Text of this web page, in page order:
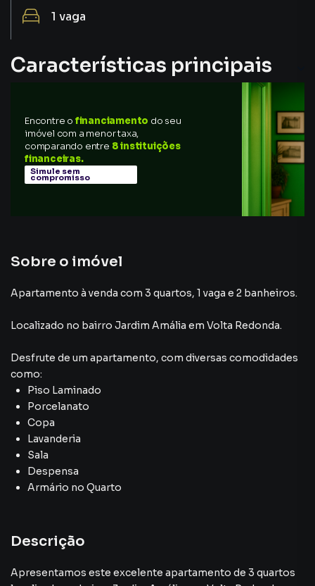
1 vaga
Características principais
Encontre o financiamento do seu
imóvel com a menor taxa,
comparando entre 8 instituições
financeiras.
Simule sem
compromisso
Sobre o imóvel
Apartamento à venda com 3 quartos, 1 vaga e 2 banheiros.
Localizado no bairro Jardim Amália em Volta Redonda.
Desfrute de um apartamento, com diversas comodidades
como:
Piso Laminado
Porcelanato
Copa
Lavanderia
Sala
Despensa
Armário no Quarto
Descrição
Apresentamos este excelente apartamento de 3 quartos